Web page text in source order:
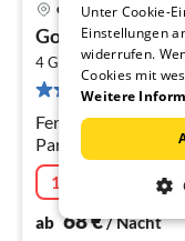
Gollwitz
Gollwitzer Park
4 Gäste46 m21
17
Ferienwohnung
Park
10% Aktion
ab 68€/ Nacht
Unter Cookie-
Einstellungen
widerrufen.
Cookies mit
Weitere